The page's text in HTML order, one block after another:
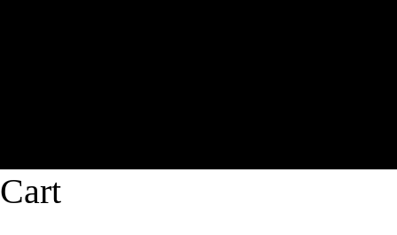
Cart